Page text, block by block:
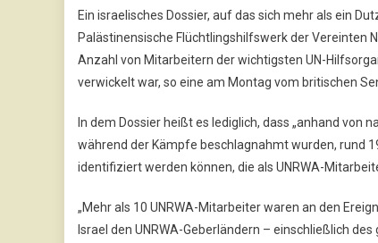
Ein israelisches Dossier, auf das sich mehr als ein
Palästinensische Flüchtlingshilfswerk der Vereinten
Anzahl von Mitarbeitern der wichtigsten UN-
verwickelt war, so eine am Montag vom britischen
In dem Dossier heißt es lediglich, dass „anhand
während der Kämpfe beschlagnahmt wurden, rund
identifiziert werden können, die als UNRWA-
„Mehr als 10 UNRWA-Mitarbeiter waren an den
Israel den UNRWA-Geberländern – einschließlich